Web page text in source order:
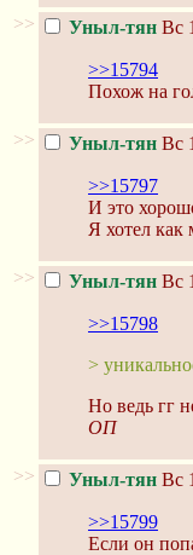
>> Уныл-тян Вс
>>15794
Похож на
>> Уныл-тян Вс
>>15797
И это
Я хотел
>> Уныл-тян Вс
>>15798
>
Но ведь гг
ОП
>> Уныл-тян Вс
>>15799
Если он